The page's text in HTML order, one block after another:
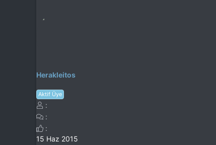
Herakleitos
Aktif Üye
15 Haz 2015